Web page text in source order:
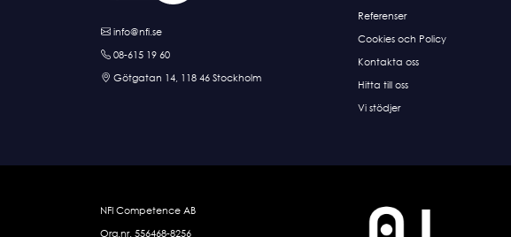
info@nfi.se
08-615 19 60
Götgatan 14, 118 46 Stockholm
Referenser
Cookies och Policy
Kontakta oss
Hitta till oss
Vi stödjer
NFI Competence AB
Org.nr. 556468-8256